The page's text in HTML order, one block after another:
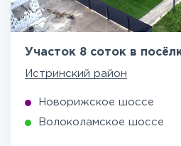
Участок 8 соток в
Истринский район
Новорижское шоссе
Волоколамское шоссе